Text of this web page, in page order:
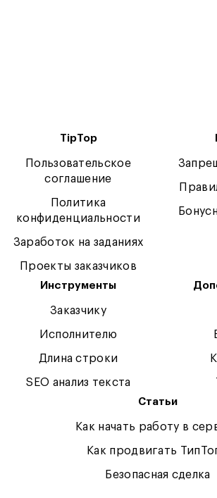
TipTop
Пользовательское
соглашение
Политика
конфиденциальности
Заработок на заданиях
Проекты заказчиков
Инструменты
Заказчику
Исполнителю
Длина строки
SEO анализ текста
Статьи
Как начать работу в
Как продвигать
Безопасная сделка